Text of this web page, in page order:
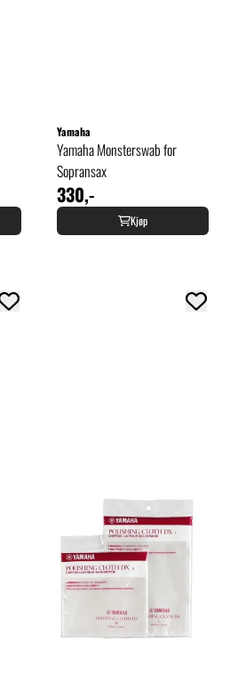
Yamaha
Yamaha Monsterswab for
Sopransax
330,-
Kjøp